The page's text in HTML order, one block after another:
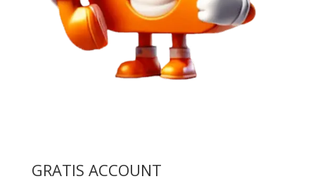
GRATIS ACCOUNT